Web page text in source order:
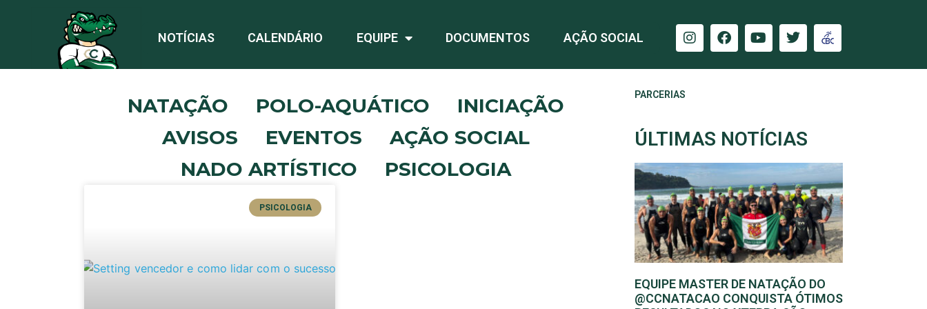
NOTÍCIAS CALENDÁRIO EQUIPE DOCUMENTOS AÇÃO SOCIAL
NATAÇÃO POLO-AQUÁTICO
INICIAÇÃO
AVISOS
EVENTOS
AÇÃO SOCIAL
NADO ARTÍSTICO
PSICOLOGIA
PSICOLOGIA
PARCERIAS
ÚLTIMAS NOTÍCIAS
EQUIPE MASTER DE NATAÇÃO DO
@CCNATACAO CONQUISTA ÓTIMOS